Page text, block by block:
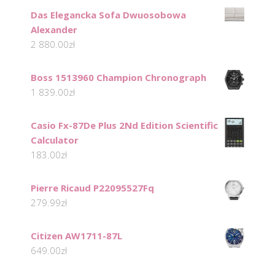
Das Elegancka Sofa Dwuosobowa
Alexander
2 880.00zł
Boss 1513960 Champion Chronograph
1 839.00zł
Casio Fx-87De Plus 2Nd Edition Scientific
Calculator
183.00zł
Pierre Ricaud P22095527Fq
279.99zł
Citizen AW1711-87L
649.00zł